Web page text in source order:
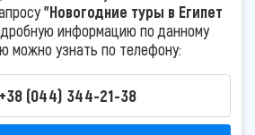
"Новогодние туры в Египет
информацию по данному
можно узнать по телефону:
+38 (044) 344-21-38